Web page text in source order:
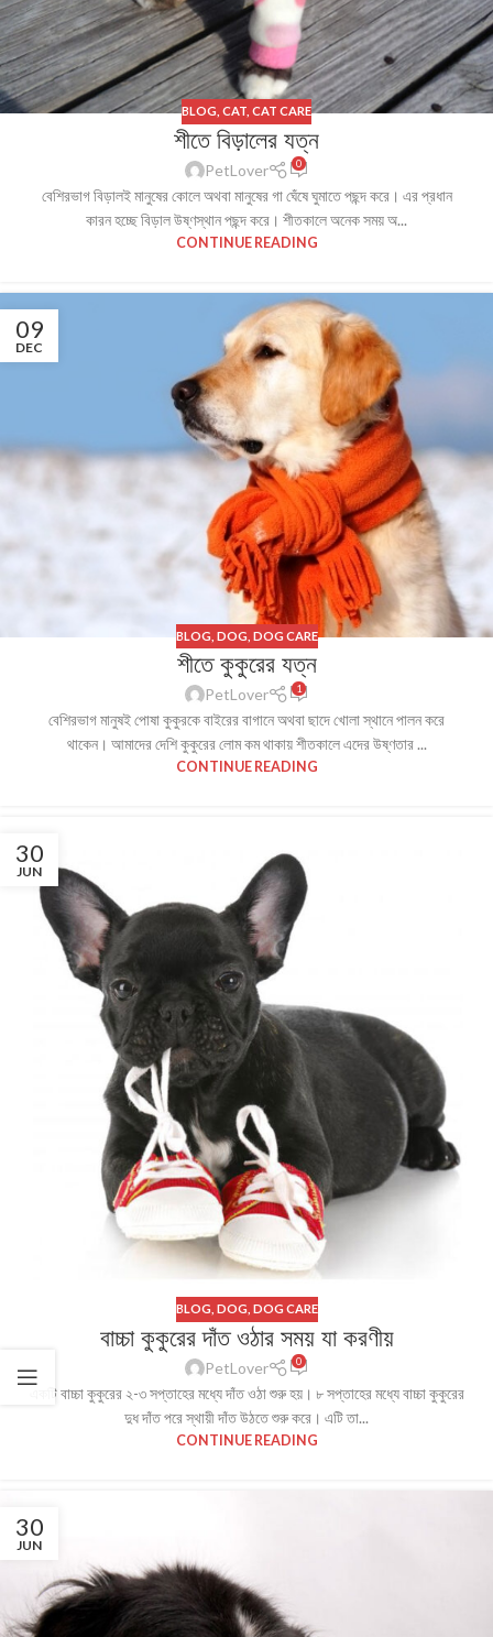
BLOG CAT CAT CARE
শীতে বিড়ালের যত্ন
PetLover 0
বেশিরভাগ বিড়ালই মানুষের কোলে অথবা মানুষের গা ঘেঁষে ঘুমাতে পছন্দ করে। এর প্রধান
কারন হচ্ছে বিড়াল উষ্ণস্থান পছন্দ করে। শীতকালে অনেক সময় অ...
CONTINUE READING
09
DEC
BLOG DOG DOG CARE
শীতে কুকুরের যত্ন
PetLover 1
বেশিরভাগ মানুষই পোষা কুকুরকে বাইরের বাগানে অথবা ছাদে খোলা স্থানে পালন করে
থাকেন। আমাদের দেশি কুকুরের লোম কম থাকায় শীতকালে এদের উষ্ণতার ...
CONTINUE READING
30
JUN
BLOG DOG DOG CARE
বাচ্চা কুকুরের দাঁত ওঠার সময় যা করণীয়
PetLover 0
একটি বাচ্চা কুকুরের ২-৩ সপ্তাহের মধ্যে দাঁত ওঠা শুরু হয়। ৮ সপ্তাহের মধ্যে বাচ্চা কুকুরের
দুধ দাঁত পরে স্থায়ী দাঁত উঠতে শুরু করে। এটি তা...
CONTINUE READING
30
JUN